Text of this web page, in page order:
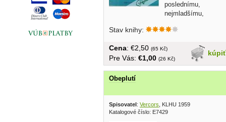
poslednímu,
nejmladšímu,
Stav knihy:
kúpiť
Cena: €2,50 (65 Kč)
Pre Vás: €1,00 (26 Kč)
Obeplutí
Spisovatel: Vercors , KLHU 1959
Katalogové číslo: E7429